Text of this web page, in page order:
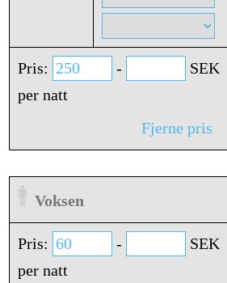
Pris: -
SEK
per natt
Fjerne pris
Voksen
Pris: -
SEK
per natt